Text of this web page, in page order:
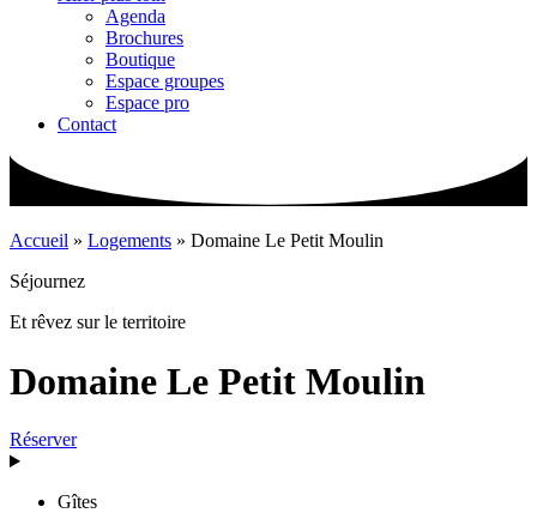
Agenda
Brochures
Boutique
Espace groupes
Espace pro
Contact
Accueil » Logements » Domaine Le Petit Moulin
Séjournez
Et rêvez sur le territoire
Domaine Le Petit Moulin
Réserver
Gîtes